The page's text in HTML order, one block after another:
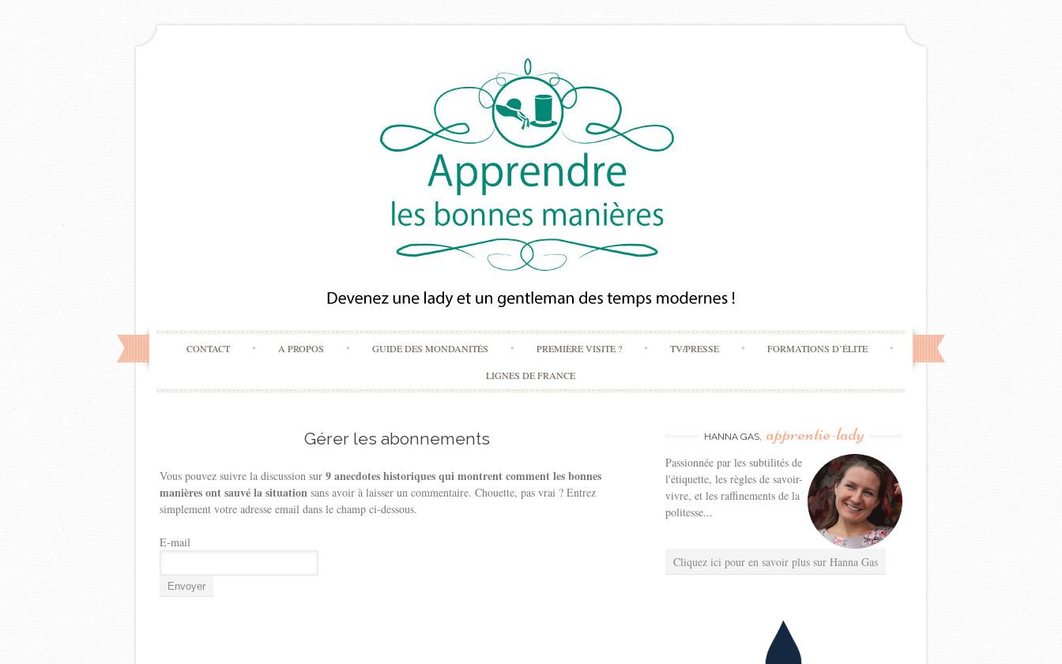
Skip
to
content
CONTACT A PROPOS GUIDE DES MONDANITÉS PREMIÈRE VISITE ? TV/PRESSE FORMATIONS D’ÉLITE
LIGNES DE FRANCE
Gérer les abonnements
Vous pouvez suivre la discussion sur 9 anecdotes historiques qui montrent comment les bonnes
manières ont sauvé la situation sans avoir à laisser un commentaire. Chouette, pas vrai ? Entrez
simplement votre adresse email dans le champ ci-dessous.
E-mail
HANNA GAS, apprentie-lady
Passionnée par les subtilités de
l'étiquette, les règles de savoir-
vivre, et les raffinements de la
politesse...
Cliquez ici pour en savoir plus sur Hanna Gas